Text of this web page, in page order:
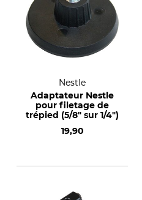
Nestle
Adaptateur Nestle
pour filetage de
trépied (5/8" sur 1/4")
19,90